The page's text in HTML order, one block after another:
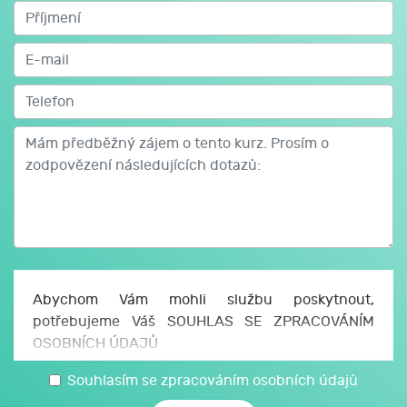
podnikové kolektivní smlouvy, jeden zaměstnavatel a
více kolektivních smluv). Účastníci kolektivních smluv
(odborové profesní svazy, podnikové odborové
organizace, regionální odborové organizace,
zaměstnavatelské svazy, podnikatelé). Obsah
kolektivních smluv (zákonný obsah kolektivní smlouvy,
smluvní ujednání v kolektivních smlouvách, co lze
sjednat pouze v kolektivní smlouvě). Uzavírání
smluv.
Zaměstnavatel a odborová organizace – podrobný
rozbor jednotlivých ustanovení zákoníku práce s tím
Postavení odborové organizace u zaměstnavatele.
Abychom Vám mohli službu poskytnout,
potřebujeme Váš SOUHLAS SE ZPRACOVÁNÍM
OSOBNÍCH ÚDAJŮ
Uděluji JCMM, z. s. p. o., sídlo Česká 166/11, 602
00 Brno, IČO: 750 64 707 (JCMM) souhlas se
Souhlasím se zpracováním osobních údajů